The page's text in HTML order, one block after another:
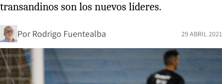
transandinos son los nuevos líderes.
Por Rodrigo Fuentealba 29 ABRIL 2021